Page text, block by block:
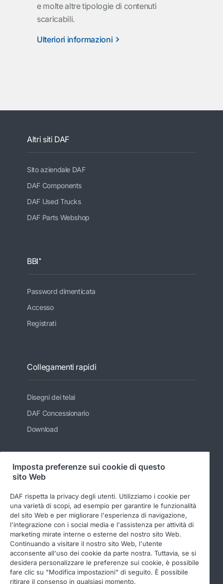
e molte altre tipologie di contenuti
scaricabili.
Ulteriori informazioni
Altri siti DAF
Sito aziendale DAF
DAF Components
DAF Used Trucks
DAF Parts Webshop
BBI⁺
Password dimenticata
Accesso
Registrati
Collegamenti rapidi
Disegni dei telai
DAF Concessionario
Download
Seguici
© 2026 DAF
Informativa legale
Imposta preferenze sui cookie di questo
sito Web
DAF rispetta la privacy degli utenti. Utilizziamo i cookie per
una varietà di scopi, ad esempio per garantire le funzionalità
del sito Web e per migliorare l'esperienza di navigazione,
l'integrazione con i social media e l'assistenza per attività di
marketing mirate interne o esterne del nostro sito Web.
Continuando a visitare il nostro sito Web, l'utente
acconsente all'uso dei cookie da parte nostra. Tuttavia, se si
desidera personalizzare le preferenze sui cookie, è possibile
fare clic su "Modifica impostazioni" di seguito. È possibile
ritirare il consenso in qualsiasi momento.